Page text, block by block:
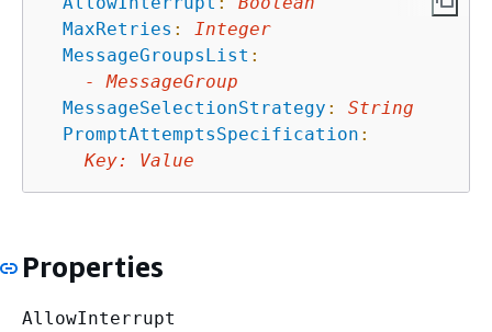
MaxRetries :
Integer
MessageGroupsList :
-
MessageGroup
MessageSelectionStrategy :
String
PromptAttemptsSpecification :
Key: Value
Properties
AllowInterrupt